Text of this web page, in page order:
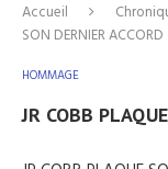
Accueil
SON DERNIER ACCORD
HOMMAGE
JR COBB